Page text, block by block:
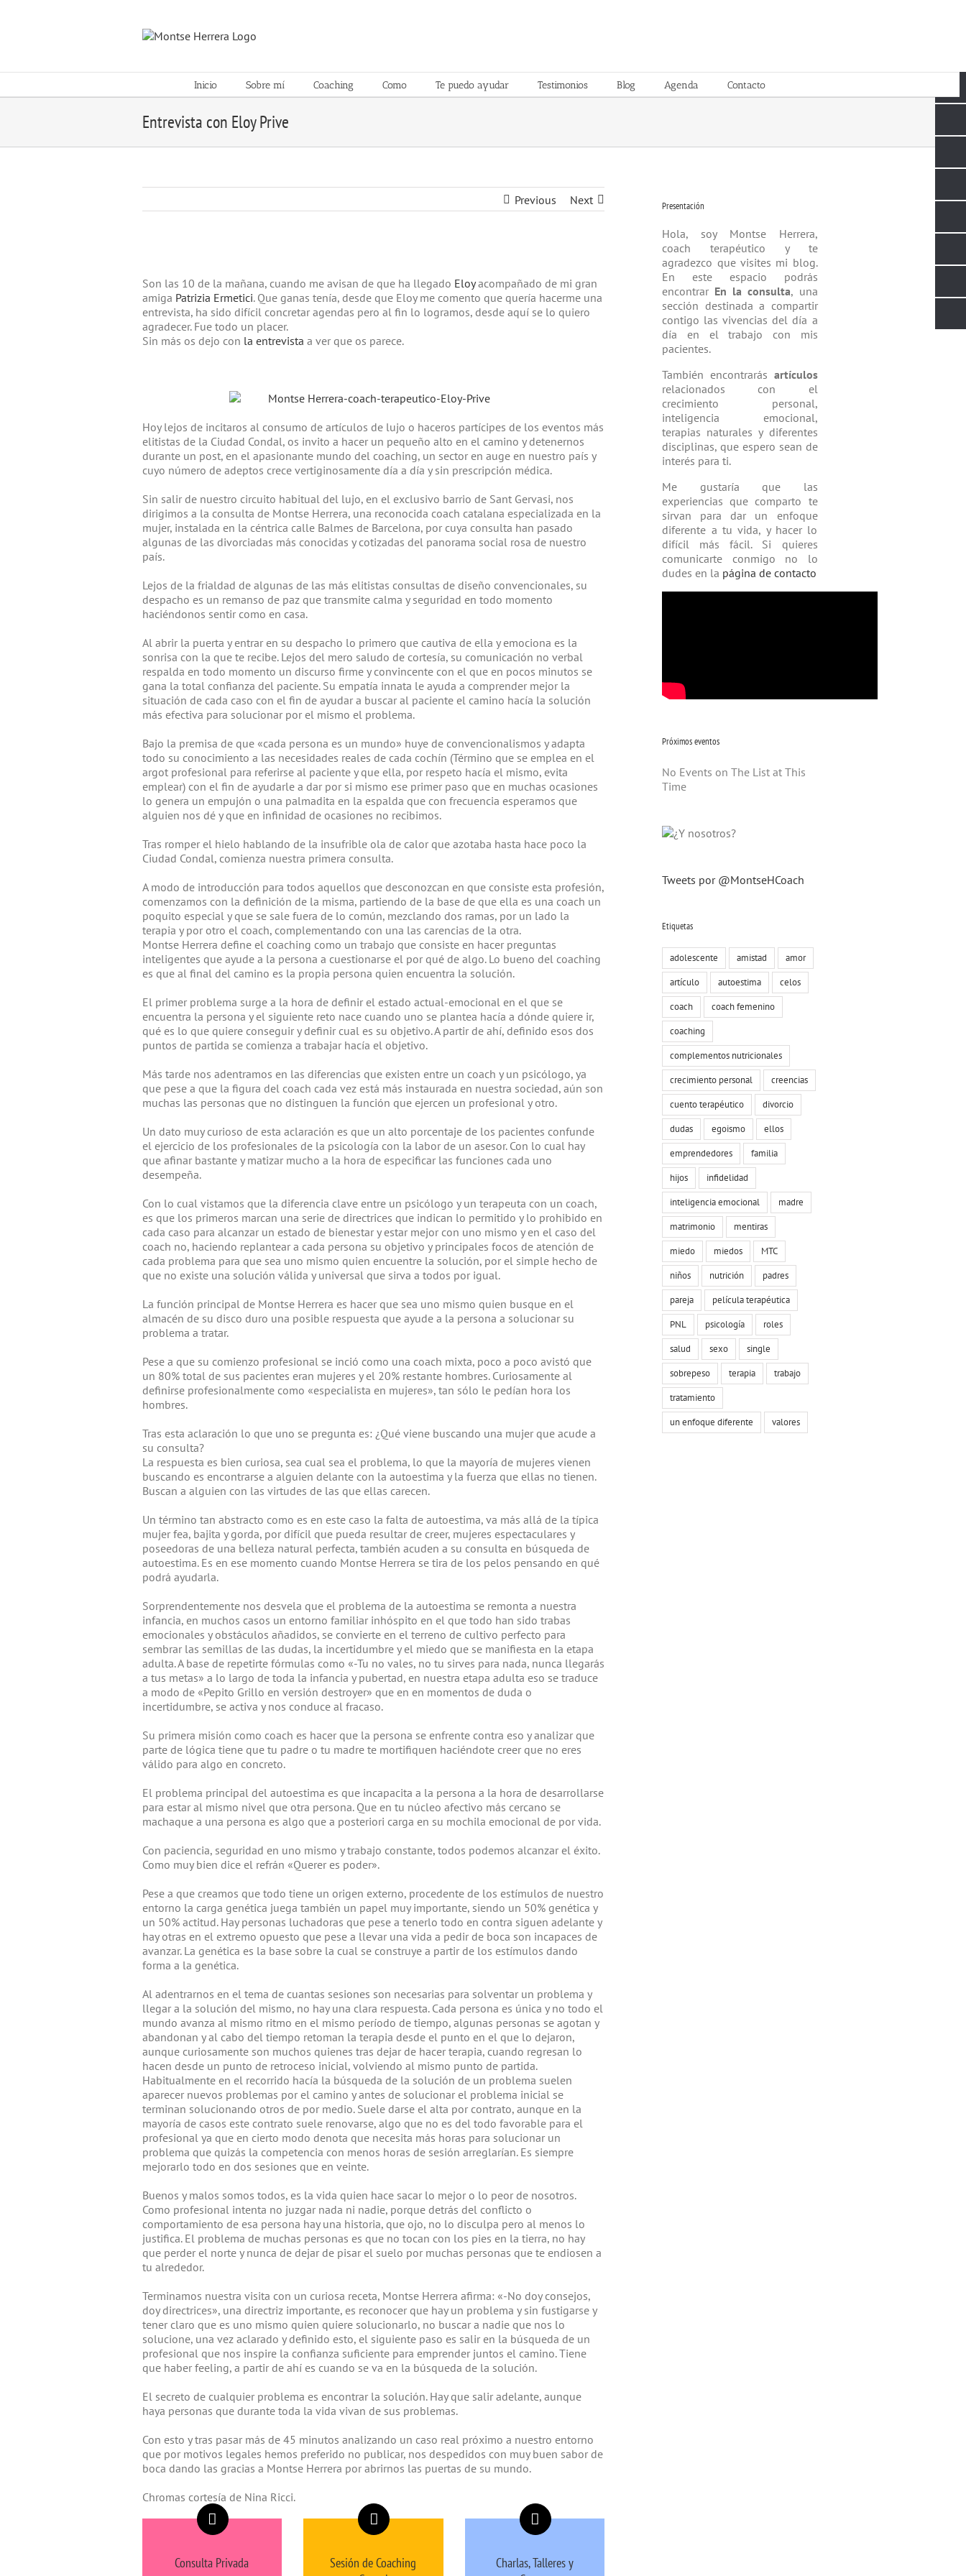
Inicio Sobre mí Coaching Como Te puedo ayudar Testimonios Blog Agenda Contacto
Entrevista con Eloy Prive
Previous Next
Image
Son las 10 de la mañana, cuando me avisan de que ha llegado Eloyacompañado de mi gran
amiga Patrizia Ermetici. Que ganas tenía, desde que Eloy me comento que quería hacerme una
entrevista, ha sido difícil concretar agendas pero al fin lo logramos, desde aquí se lo quiero
agradecer. Fue todo un placer.
Sin más os dejo con la entrevista a ver que os parece.
Hoy lejos de incitaros al consumo de artículos de lujo o haceros partícipes de los eventos más
elitistas de la Ciudad Condal, os invito a hacer un pequeño alto en el camino y detenernos
durante un post, en el apasionante mundo del coaching, un sector en auge en nuestro país y
cuyo número de adeptos crece vertiginosamente día a día y sin prescripción médica.
Sin salir de nuestro circuito habitual del lujo, en el exclusivo barrio de Sant Gervasi, nos
dirigimos a la consulta de Montse Herrera, una reconocida coach catalana especializada en la
mujer, instalada en la céntrica calle Balmes de Barcelona, por cuya consulta han pasado
algunas de las divorciadas más conocidas y cotizadas del panorama social rosa de nuestro
país.
Lejos de la frialdad de algunas de las más elitistas consultas de diseño convencionales, su
despacho es un remanso de paz que transmite calma y seguridad en todo momento
haciéndonos sentir como en casa.
Al abrir la puerta y entrar en su despacho lo primero que cautiva de ella y emociona es la
sonrisa con la que te recibe. Lejos del mero saludo de cortesía, su comunicación no verbal
respalda en todo momento un discurso firme y convincente con el que en pocos minutos se
gana la total confianza del paciente. Su empatía innata le ayuda a comprender mejor la
situación de cada caso con el fin de ayudar a buscar al paciente el camino hacía la solución
más efectiva para solucionar por el mismo el problema.
Bajo la premisa de que «cada persona es un mundo» huye de convencionalismos y adapta
todo su conocimiento a las necesidades reales de cada cochín (Término que se emplea en el
argot profesional para referirse al paciente y que ella, por respeto hacía el mismo, evita
emplear) con el fin de ayudarle a dar por si mismo ese primer paso que en muchas ocasiones
lo genera un empujón o una palmadita en la espalda que con frecuencia esperamos que
alguien nos dé y que en infinidad de ocasiones no recibimos.
Tras romper el hielo hablando de la insufrible ola de calor que azotaba hasta hace poco la
Ciudad Condal, comienza nuestra primera consulta.
A modo de introducción para todos aquellos que desconozcan en que consiste esta profesión,
comenzamos con la definición de la misma, partiendo de la base de que ella es una coach un
poquito especial y que se sale fuera de lo común, mezclando dos ramas, por un lado la
terapia y por otro el coach, complementando con una las carencias de la otra.
Montse Herrera define el coaching como un trabajo que consiste en hacer preguntas
inteligentes que ayude a la persona a cuestionarse el por qué de algo. Lo bueno del coaching
es que al final del camino es la propia persona quien encuentra la solución.
El primer problema surge a la hora de definir el estado actual-emocional en el que se
encuentra la persona y el siguiente reto nace cuando uno se plantea hacía a dónde quiere ir,
qué es lo que quiere conseguir y definir cual es su objetivo. A partir de ahí, definido esos dos
puntos de partida se comienza a trabajar hacía el objetivo.
Más tarde nos adentramos en las diferencias que existen entre un coach y un psicólogo, ya
que pese a que la figura del coach cada vez está más instaurada en nuestra sociedad, aún son
muchas las personas que no distinguen la función que ejercen un profesional y otro.
Un dato muy curioso de esta aclaración es que un alto porcentaje de los pacientes confunde
el ejercicio de los profesionales de la psicología con la labor de un asesor. Con lo cual hay
que afinar bastante y matizar mucho a la hora de especificar las funciones cada uno
desempeña.
Con lo cual vistamos que la diferencia clave entre un psicólogo y un terapeuta con un coach,
es que los primeros marcan una serie de directrices que indican lo permitido y lo prohibido en
cada caso para alcanzar un estado de bienestar y estar mejor con uno mismo y en el caso del
coach no, haciendo replantear a cada persona su objetivo y principales focos de atención de
cada problema para que sea uno mismo quien encuentre la solución, por el simple hecho de
que no existe una solución válida y universal que sirva a todos por igual.
La función principal de Montse Herrera es hacer que sea uno mismo quien busque en el
almacén de su disco duro una posible respuesta que ayude a la persona a solucionar su
problema a tratar.
Pese a que su comienzo profesional se inció como una coach mixta, poco a poco avistó que
un 80% total de sus pacientes eran mujeres y el 20% restante hombres. Curiosamente al
definirse profesionalmente como «especialista en mujeres», tan sólo le pedían hora los
hombres.
Tras esta aclaración lo que uno se pregunta es: ¿Qué viene buscando una mujer que acude a
su consulta?
La respuesta es bien curiosa, sea cual sea el problema, lo que la mayoría de mujeres vienen
buscando es encontrarse a alguien delante con la autoestima y la fuerza que ellas no tienen.
Buscan a alguien con las virtudes de las que ellas carecen.
Un término tan abstracto como es en este caso la falta de autoestima, va más allá de la típica
mujer fea, bajita y gorda, por difícil que pueda resultar de creer, mujeres espectaculares y
poseedoras de una belleza natural perfecta, también acuden a su consulta en búsqueda de
autoestima. Es en ese momento cuando Montse Herrera se tira de los pelos pensando en qué
podrá ayudarla.
Sorprendentemente nos desvela que el problema de la autoestima se remonta a nuestra
infancia, en muchos casos un entorno familiar inhóspito en el que todo han sido trabas
emocionales y obstáculos añadidos, se convierte en el terreno de cultivo perfecto para
sembrar las semillas de las dudas, la incertidumbre y el miedo que se manifiesta en la etapa
adulta. A base de repetirte fórmulas como «-Tu no vales, no tu sirves para nada, nunca llegarás
a tus metas» a lo largo de toda la infancia y pubertad, en nuestra etapa adulta eso se traduce
a modo de «Pepito Grillo en versión destroyer» que en en momentos de duda o
incertidumbre, se activa y nos conduce al fracaso.
Su primera misión como coach es hacer que la persona se enfrente contra eso y analizar que
parte de lógica tiene que tu padre o tu madre te mortifiquen haciéndote creer que no eres
válido para algo en concreto.
El problema principal del autoestima es que incapacita a la persona a la hora de desarrollarse
para estar al mismo nivel que otra persona. Que en tu núcleo afectivo más cercano se
machaque a una persona es algo que a posteriori carga en su mochila emocional de por vida.
Con paciencia, seguridad en uno mismo y trabajo constante, todos podemos alcanzar el éxito.
Como muy bien dice el refrán «Querer es poder».
Pese a que creamos que todo tiene un origen externo, procedente de los estímulos de nuestro
entorno la carga genética juega también un papel muy importante, siendo un 50% genética y
un 50% actitud. Hay personas luchadoras que pese a tenerlo todo en contra siguen adelante y
hay otras en el extremo opuesto que pese a llevar una vida a pedir de boca son incapaces de
avanzar. La genética es la base sobre la cual se construye a partir de los estímulos dando
forma a la genética.
Al adentrarnos en el tema de cuantas sesiones son necesarias para solventar un problema y
llegar a la solución del mismo, no hay una clara respuesta. Cada persona es única y no todo el
mundo avanza al mismo ritmo en el mismo período de tiempo, algunas personas se agotan y
abandonan y al cabo del tiempo retoman la terapia desde el punto en el que lo dejaron,
aunque curiosamente son muchos quienes tras dejar de hacer terapia, cuando regresan lo
hacen desde un punto de retroceso inicial, volviendo al mismo punto de partida.
Habitualmente en el recorrido hacía la búsqueda de la solución de un problema suelen
aparecer nuevos problemas por el camino y antes de solucionar el problema inicial se
terminan solucionando otros de por medio. Suele darse el alta por contrato, aunque en la
mayoría de casos este contrato suele renovarse, algo que no es del todo favorable para el
profesional ya que en cierto modo denota que necesita más horas para solucionar un
problema que quizás la competencia con menos horas de sesión arreglarían. Es siempre
mejorarlo todo en dos sesiones que en veinte.
Buenos y malos somos todos, es la vida quien hace sacar lo mejor o lo peor de nosotros.
Como profesional intenta no juzgar nada ni nadie, porque detrás del conflicto o
comportamiento de esa persona hay una historia, que ojo, no lo disculpa pero al menos lo
justifica. El problema de muchas personas es que no tocan con los pies en la tierra, no hay
que perder el norte y nunca de dejar de pisar el suelo por muchas personas que te endiosen a
tu alrededor.
Terminamos nuestra visita con un curiosa receta, Montse Herrera afirma: «-No doy consejos,
doy directrices», una directriz importante, es reconocer que hay un problema y sin fustigarse y
tener claro que es uno mismo quien quiere solucionarlo, no buscar a nadie que nos lo
solucione, una vez aclarado y definido esto, el siguiente paso es salir en la búsqueda de un
profesional que nos inspire la confianza suficiente para emprender juntos el camino. Tiene
que haber feeling, a partir de ahí es cuando se va en la búsqueda de la solución.
El secreto de cualquier problema es encontrar la solución. Hay que salir adelante, aunque
haya personas que durante toda la vida vivan de sus problemas.
Con esto y tras pasar más de 45 minutos analizando un caso real próximo a nuestro entorno
que por motivos legales hemos preferido no publicar, nos despedidos con muy buen sabor de
boca dando las gracias a Montse Herrera por abrirnos las puertas de su mundo.
Chromas cortesía de Nina Ricci.
Consulta Privada
Sesión de Coaching
Charlas, Talleres y
Presentación
Hola, soy Montse Herrera,
coach tera­péutico y te
agradezco que visites mi blog.
En este espacio podrás
encontrar En la consulta, una
sección destinada a compartir
contigo las vivencias del día a
día en el trabajo con mis
pacientes.
También encontrarás artículos
relacio­nados con el
crecimiento personal,
inteligencia emocional,
terapias natu­rales y diferentes
disciplinas, que espero sean de
interés para ti.
Me gustaría que las
experiencias que comparto te
sirvan para dar un enfoque
diferente a tu vida, y hacer lo
difícil más fácil. Si quieres
comunicarte conmigo no lo
dudes en la página de contacto
Próximos eventos
No Events on The List at This
Time
Tweets por @MontseHCoach
Etiquetas
adolescente amistad
amor
artículo
autoestima
celos
coach
coach femenino
coaching
complementos nutricionales
crecimiento personal
creencias
cuento terapéutico
divorcio
dudas
egoismo
ellos
emprendedores
familia
hijos
infidelidad
inteligencia emocional
madre
matrimonio
mentiras
miedo
miedos
MTC
niños
nutrición
padres
pareja
película terapéutica
PNL
psicología
roles
salud
sexo
single
sobrepeso
terapia
trabajo
tratamiento
un enfoque diferente
valores